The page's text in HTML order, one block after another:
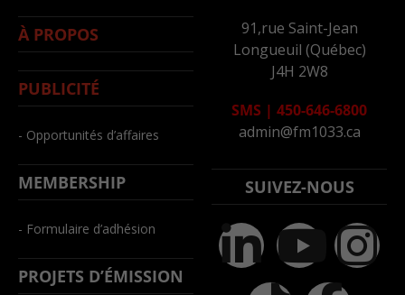
À PROPOS
PUBLICITÉ
- Opportunités d’affaires
MEMBERSHIP
- Formulaire d’adhésion
PROJETS D’ÉMISSION
91,rue Saint-Jean
Longueuil (Québec)
J4H 2W8
SMS | 450-646-6800
admin@fm1033.ca
SUIVEZ-NOUS